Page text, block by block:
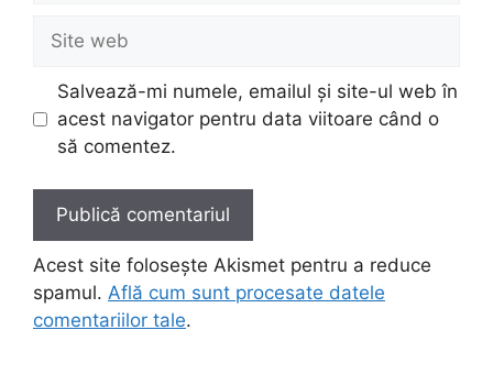
Site
web
Salvează-mi numele, emailul și site-ul web în
acest navigator pentru data viitoare când o
să comentez.
Acest site folosește Akismet pentru a reduce
spamul. Află cum sunt procesate datele
comentariilor tale.